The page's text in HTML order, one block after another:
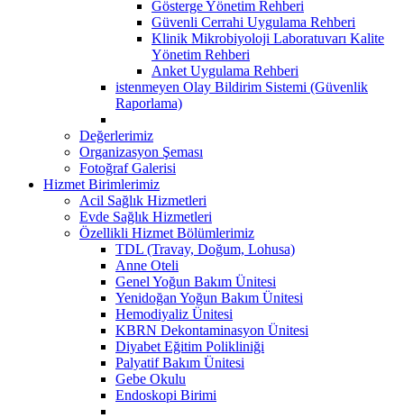
Gösterge Yönetim Rehberi
Güvenli Cerrahi Uygulama Rehberi
Klinik Mikrobiyoloji Laboratuvarı Kalite
Yönetim Rehberi
Anket Uygulama Rehberi
istenmeyen Olay Bildirim Sistemi (Güvenlik
Raporlama)
Değerlerimiz
Organizasyon Şeması
Fotoğraf Galerisi
Hizmet Birimlerimiz
Acil Sağlık Hizmetleri
Evde Sağlık Hizmetleri
Özellikli Hizmet Bölümlerimiz
TDL (Travay, Doğum, Lohusa)
Anne Oteli
Genel Yoğun Bakım Ünitesi
Yenidoğan Yoğun Bakım Ünitesi
Hemodiyaliz Ünitesi
KBRN Dekontaminasyon Ünitesi
Diyabet Eğitim Polikliniği
Palyatif Bakım Ünitesi
Gebe Okulu
Endoskopi Birimi